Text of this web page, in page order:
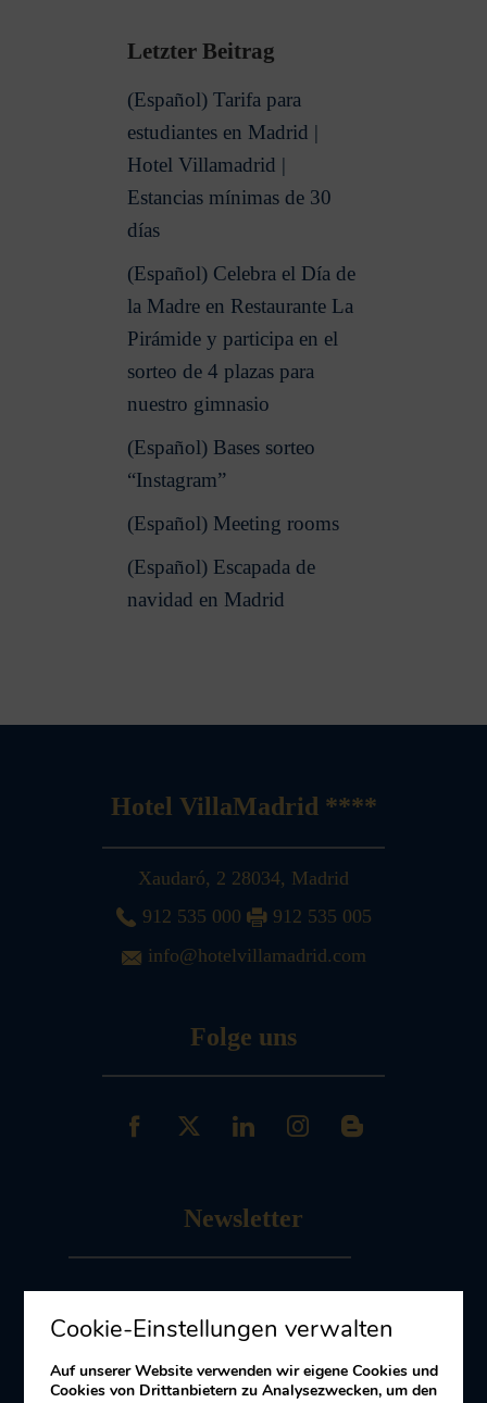
Letzter Beitrag
(Español) Tarifa para
estudiantes en Madrid |
Hotel Villamadrid |
Estancias mínimas de 30
días
(Español) Celebra el Día de
la Madre en Restaurante La
Pirámide y participa en el
sorteo de 4 plazas para
nuestro gimnasio
(Español) Bases sorteo
“Instagram”
(Español) Meeting rooms
(Español) Escapada de
navidad en Madrid
Hotel VillaMadrid ****
Xaudaró, 2 28034, Madrid
912 535 000
912 535 005
info@hotelvillamadrid.com
Folge uns
Newsletter
Erhalten Sie Angebote und Aktionen
Cookie-Einstellungen verwalten
Auf unserer Website verwenden wir eigene Cookies und
Cookies von Drittanbietern zu Analysezwecken, um den